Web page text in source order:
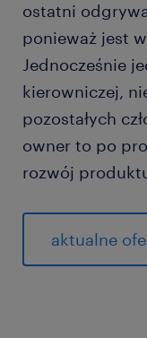
ile zarabia
jakie są wady
ostatni
ponieważ jest
Jednocześnie
kierowniczej,
pozostałych
owner to po
rozwój
aktualne